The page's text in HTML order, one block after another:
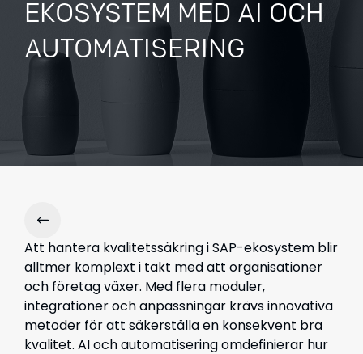
EKOSYSTEM MED AI OCH
AUTOMATISERING
Att hantera kvalitetssäkring i SAP-ekosystem blir
alltmer komplext i takt med att organisationer
och företag växer. Med flera moduler,
integrationer och anpassningar krävs innovativa
metoder för att säkerställa en konsekvent bra
kvalitet. AI och automatisering omdefinierar hur